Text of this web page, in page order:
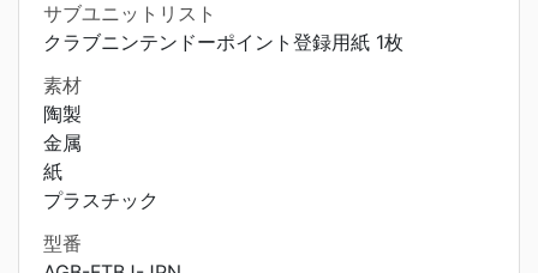
サブユニットリスト
クラブニンテンドーポイント登録用紙 1枚
素材
陶製
金属
紙
プラスチック
型番